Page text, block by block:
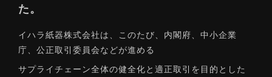
た。
イハラ紙器株式会社は、このたび、内閣府、中小企業
庁、公正取引委員会などが進める
サプライチェーン全体の健全化と適正取引を目的とした